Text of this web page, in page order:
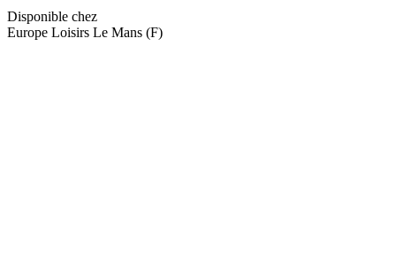
Disponible chez
Europe Loisirs Le Mans (F)